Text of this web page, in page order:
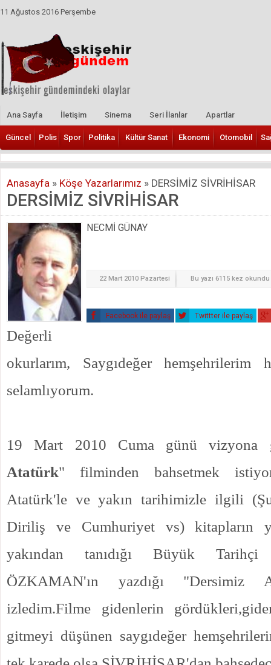
11 Ağustos 2016 Perşembe
Ana Sayfa İletişim Sinema Seri İlanlar Apartlar
Güncel Polis Spor Politika Kültür Sanat Ekonomi Otomobil
Anasayfa » Köşe Yazarlarımız » DERSİMİZ SİVRİHİSAR
DERSİMİZ SİVRİHİSAR
NECMİ GÜNAY
22 Mart 2010 Pazartesi Bu yazı 6115 kez okundu
Facebook ile paylaş Twittter ile paylaş
Değerli
okurlarım, Saygıdeğer hemşehrilerim
selamlıyorum.
19 Mart 2010 Cuma günü vizyona
Atatürk" filminden bahsetmek
Atatürk'le ve yakın tarihimizle ilgili
Diriliş ve Cumhuriyet vs) kitapların
yakından tanıdığı Büyük
ÖZKAMAN'ın yazdığı "Dersimiz
izledim.Filme gidenlerin
gitmeyi düşünen saygıdeğer